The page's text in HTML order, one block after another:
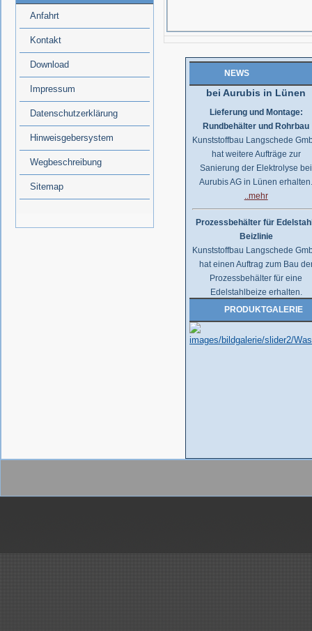
Anfahrt
Kontakt
Download
Impressum
Datenschutzerklärung
Hinweisgebersystem
Wegbeschreibung
Sitemap
NEWS
..mehr
Sanierung der
bei Aurubis in Lünen
Rundbehälter und Rohrbau
hat weitere Aufträge zur
Sanierung der Elektrolyse bei
Aurubis AG in Lünen
hat einen Auftrag zum Bau
Prozessbehälter für eine
Die Behälter werden auf
Kundenwunsch aus PPC
Stück Kreislaufbehälter...
..mehr
Wir haben es geschafft!
Großauftrag von SMS in nur 2
PRODUKTGALERIE